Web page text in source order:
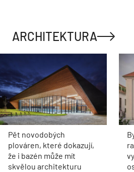
ARCHITEKTURA
Pět novodobých
plováren, které dokazují,
že i bazén může mít
skvělou architekturu